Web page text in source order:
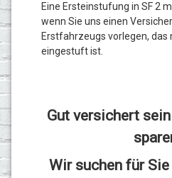
Eine Ersteinstufung in SF 2
wenn Sie uns einen
Erstfahrzeugs vorlegen, das
eingestuft ist.
Gut versichert
Wir suchen für